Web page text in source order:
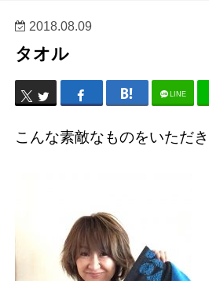
2018.08.09
タオル
LINE
こんな素敵なものをいただ